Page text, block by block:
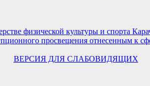
физической культуры и спорта
просвещения отнесенным к
ВЕРСИЯ ДЛЯ СЛАБОВИДЯЩИХ